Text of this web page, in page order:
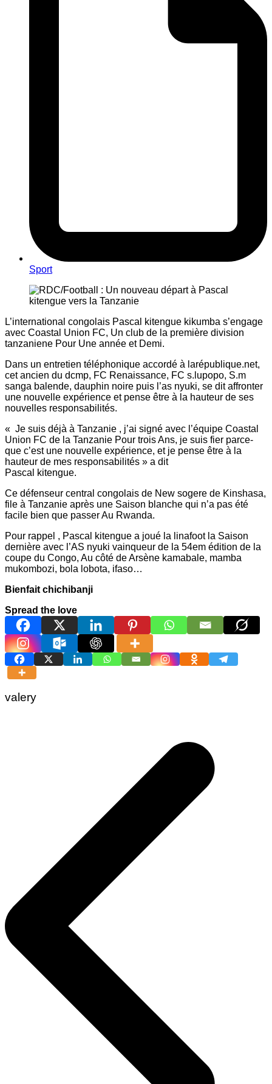
Sport
L’international congolais Pascal kitengue kikumba s’engage
avec Coastal Union FC, Un club de la première division
tanzaniene Pour Une année et Demi.
Dans un entretien téléphonique accordé à larépublique.net,
cet ancien du dcmp, FC Renaissance, FC s.lupopo, S.m
sanga balende, dauphin noire puis l’as nyuki, se dit affronter
une nouvelle expérience et pense être à la hauteur de ses
nouvelles responsabilités.
« Je suis déjà à Tanzanie , j’ai signé avec l’équipe Coastal
Union FC de la Tanzanie Pour trois Ans, je suis fier parce-
que c’est une nouvelle expérience, et je pense être à la
hauteur de mes responsabilités » a dit
Pascal kitengue.
Ce défenseur central congolais de New sogere de Kinshasa,
file à Tanzanie après une Saison blanche qui n’a pas été
facile bien que passer Au Rwanda.
Pour rappel , Pascal kitengue a joué la linafoot la Saison
dernière avec l’AS nyuki vainqueur de la 54em édition de la
coupe du Congo, Au côté de Arsène kamabale, mamba
mukombozi, bola lobota, ifaso…
Bienfait chichibanji
Spread the love
valery